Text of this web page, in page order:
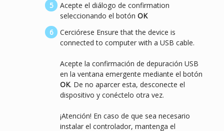
Acepte el diálogo de confirmation
seleccionando el botón OK
Cerciórese Ensure that the device is
connected to computer with a USB cable.
Acepte la confirmación de depuración USB
en la ventana emergente mediante el botón
OK. De no aparcer esta, desconecte el
dispositivo y conéctelo otra vez.
¡Atención! En caso de que sea necesario
instalar el controlador, mantenga el